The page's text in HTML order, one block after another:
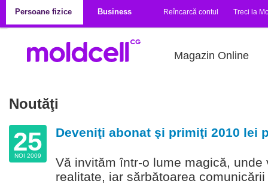
Persoane fizice
Business Reîncarcă contul Treci la
Magazin Online
Noutăţi
25
NOI 2009
Deveniţi abonat şi primiţi 2010 lei
Vă invităm într-o lume magică, unde
realitate, iar sărbătoarea